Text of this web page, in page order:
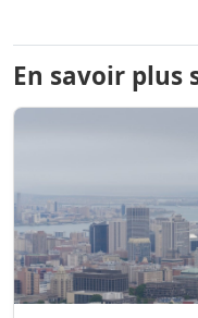
En savoir plus